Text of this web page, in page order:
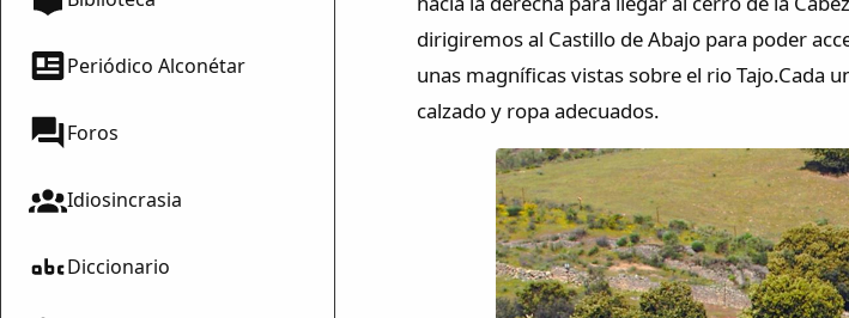
Periódico Alconétar
Foros
Idiosincrasia
Diccionario
dirigiremos al Castillo de Abajo para poder
unas magníficas vistas sobre el rio Tajo.Cada
calzado y ropa adecuados.